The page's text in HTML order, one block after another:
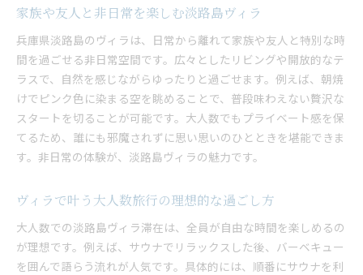
家族や友人と非日常を楽しむ淡路島ヴィラ
兵庫県淡路島のヴィラは、日常から離れて家族や友人と特別な時
間を過ごせる非日常空間です。広々としたリビングや開放的なテ
ラスで、自然を感じながらゆったりと過ごせます。例えば、朝焼
けでピンク色に染まる空を眺めることで、普段味わえない贅沢な
スタートを切ることが可能です。大人数でもプライベート感を保
てるため、誰にも邪魔されずに思い思いのひとときを堪能できま
す。非日常の体験が、淡路島ヴィラの魅力です。
ヴィラで叶う大人数旅行の理想的な過ごし方
大人数での淡路島ヴィラ滞在は、全員が自由な時間を楽しめるの
が理想です。例えば、サウナでリラックスした後、バーベキュー
を囲んで語らう流れが人気です。具体的には、順番にサウナを利